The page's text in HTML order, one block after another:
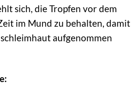
sich, die Tropfen vor dem
im Mund zu behalten, damit
aufgenommen